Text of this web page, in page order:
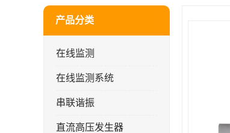
产品分类
在线监测
在线监测系统
串联谐振
直流高压发生器